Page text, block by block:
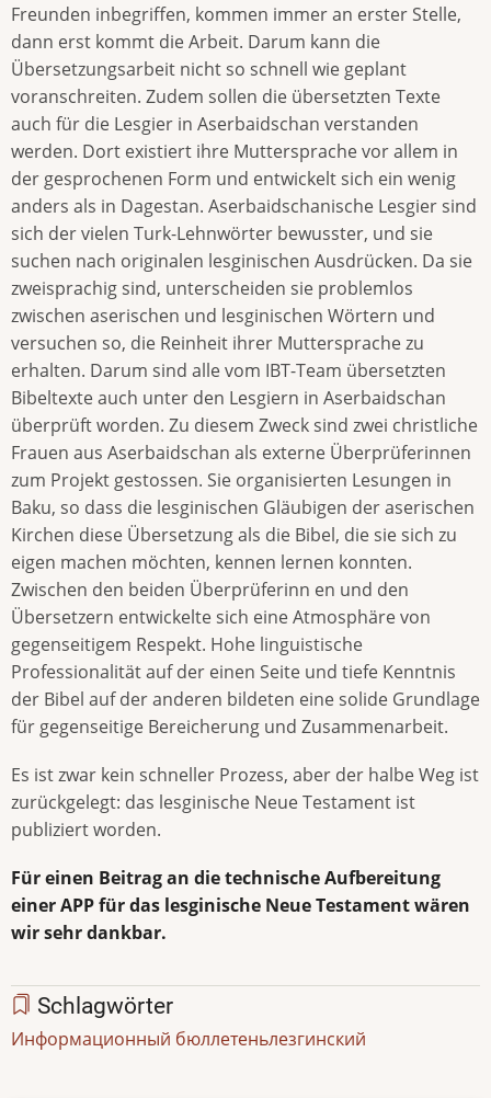
Freunden inbegriffen, kommen immer an erster Stelle,
dann erst kommt die Arbeit. Darum kann die
Übersetzungsarbeit nicht so schnell wie geplant
voranschreiten. Zudem sollen die übersetzten Texte
auch für die Lesgier in Aserbaidschan verstanden
werden. Dort existiert ihre Muttersprache vor allem in
der gesprochenen Form und entwickelt sich ein wenig
anders als in Dagestan. Aserbaidschanische Lesgier sind
sich der vielen Turk-Lehnwörter bewusster, und sie
suchen nach originalen lesginischen Ausdrücken. Da sie
zweisprachig sind, unterscheiden sie problemlos
zwischen aserischen und lesginischen Wörtern und
versuchen so, die Reinheit ihrer Muttersprache zu
erhalten. Darum sind alle vom IBT-Team übersetzten
Bibeltexte auch unter den Lesgiern in Aserbaidschan
überprüft worden. Zu diesem Zweck sind zwei christliche
Frauen aus Aserbaidschan als externe Überprüferinnen
zum Projekt gestossen. Sie organisierten Lesungen in
Baku, so dass die lesginischen Gläubigen der aserischen
Kirchen diese Übersetzung als die Bibel, die sie sich zu
eigen machen möchten, kennen lernen konnten.
Zwischen den beiden Überprüferinn en und den
Übersetzern entwickelte sich eine Atmosphäre von
gegenseitigem Respekt. Hohe linguistische
Professionalität auf der einen Seite und tiefe Kenntnis
der Bibel auf der anderen bildeten eine solide Grundlage
für gegenseitige Bereicherung und Zusammenarbeit.
Es ist zwar kein schneller Prozess, aber der halbe Weg ist
zurückgelegt: das lesginische Neue Testament ist
publiziert worden.
Für einen Beitrag an die technische Aufbereitung
einer APP für das lesginische Neue Testament wären
wir sehr dankbar.
Schlagwörter
Информационный бюллетеньлезгинский